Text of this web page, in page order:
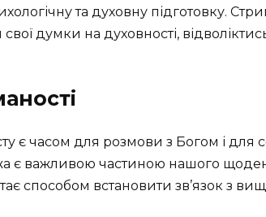
та духовну підготовку.
думки на духовності,
є часом для розмови з Богом і для
є важливою частиною нашого
способом встановити зв’язок з